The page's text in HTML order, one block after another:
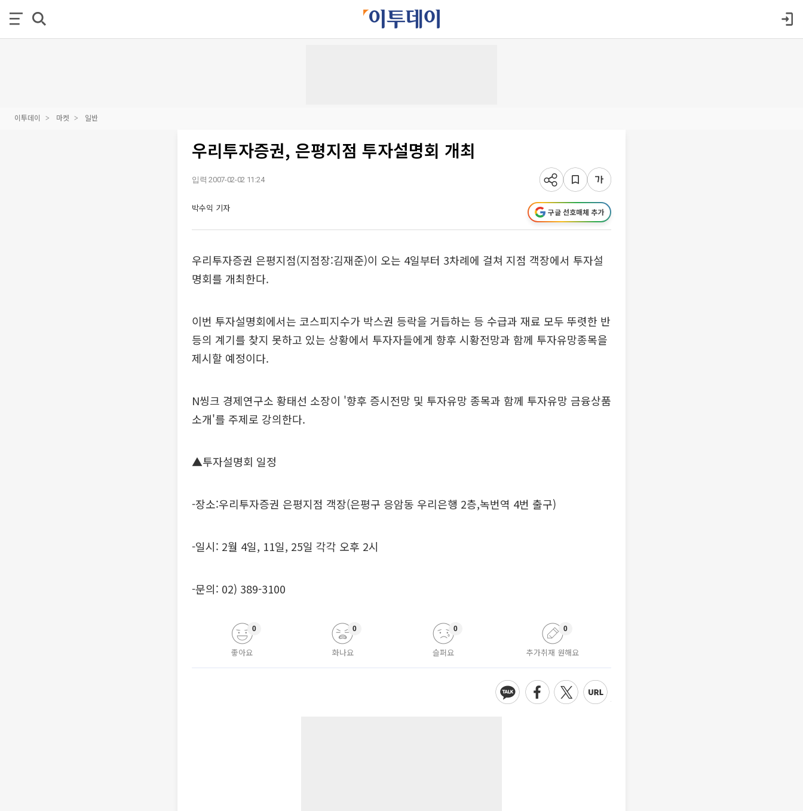
이투데이 마켓 일반
우리투자증권, 은평지점 투자설명회 개최
입력 2007-02-02 11:24
박수익 기자 구글 선호매체 추가
우리투자증권 은평지점(지점장:김재준)이 오는 4일부터 3차례에 걸쳐 지점 객장에서 투자설
명회를 개최한다.
이번 투자설명회에서는 코스피지수가 박스권 등락을 거듭하는 등 수급과 재료 모두 뚜렷한 반
등의 계기를 찾지 못하고 있는 상황에서 투자자들에게 향후 시황전망과 함께 투자유망종목을
제시할 예정이다.
N씽크 경제연구소 황태선 소장이 '향후 증시전망 및 투자유망 종목과 함께 투자유망 금융상품
소개'를 주제로 강의한다.
▲투자설명회 일정
-장소:우리투자증권 은평지점 객장(은평구 응암동 우리은행 2층,녹번역 4번 출구)
-일시: 2월 4일, 11일, 25일 각각 오후 2시
-문의: 02) 389-3100
좋아요
0
화나요
0
슬퍼요
0
추가취재 원해요
0